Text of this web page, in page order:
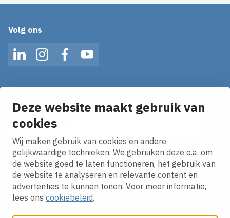
Deze website maakt gebruik van
cookies
Wij maken gebruik van cookies en andere
gelijkwaardige technieken. We gebruiken deze o.a. om
de website goed te laten functioneren, het gebruik van
de website te analyseren en relevante content en
advertenties te kunnen tonen. Voor meer informatie,
lees ons cookiebeleid.
Volg ons
LinkedInInstagramFacebookYouTube
Ontvang onze nieuws alerts in je mailbox!
E-mailadres
Ik ga akkoord met hetprivacy statement.